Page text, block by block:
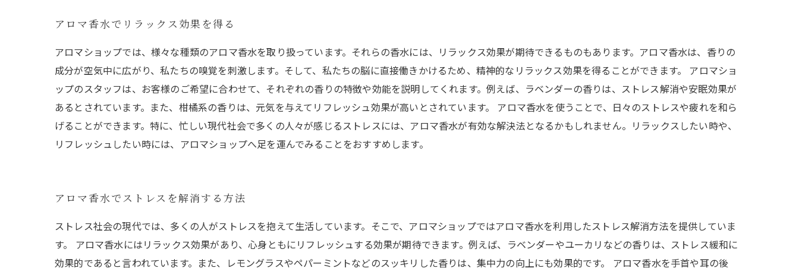
アロマ香水でリラックス効果を得る
アロマショップでは、様々な種類のアロマ香水を取り扱っています。それらの香水には、リラックス効果が期待できるものもあります。アロマ香水は、香りの
成分が空気中に広がり、私たちの嗅覚を刺激します。そして、私たちの脳に直接働きかけるため、精神的なリラックス効果を得ることができます。 アロマショ
ップのスタッフは、お客様のご希望に合わせて、それぞれの香りの特徴や効能を説明してくれます。例えば、ラベンダーの香りは、ストレス解消や安眠効果が
あるとされています。また、柑橘系の香りは、元気を与えてリフレッシュ効果が高いとされています。 アロマ香水を使うことで、日々のストレスや疲れを和ら
げることができます。特に、忙しい現代社会で多くの人々が感じるストレスには、アロマ香水が有効な解決法となるかもしれません。リラックスしたい時や、
リフレッシュしたい時には、アロマショップへ足を運んでみることをおすすめします。
アロマ香水でストレスを解消する方法
ストレス社会の現代では、多くの人がストレスを抱えて生活しています。そこで、アロマショップではアロマ香水を利用したストレス解消方法を提供していま
す。 アロマ香水にはリラックス効果があり、心身ともにリフレッシュする効果が期待できます。例えば、ラベンダーやユーカリなどの香りは、ストレス緩和に
効果的であると言われています。また、レモングラスやペパーミントなどのスッキリした香りは、集中力の向上にも効果的です。 アロマ香水を手首や耳の後